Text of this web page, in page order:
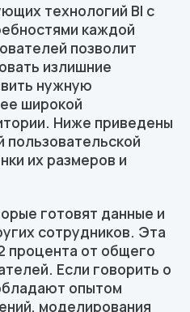
технологий BI с
каждой
позволит
излишние
нужную
широкой
Ниже приведены
пользовательской
их размеров и
готовят данные и
сотрудников. Эта
процента от общего
Если говорить о
опытом
моделирования